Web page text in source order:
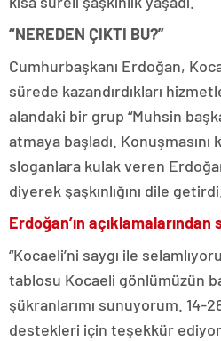
“NEREDEN ÇIKTI BU?”
Cumhurbaşkanı Erdoğan,
sürede kazandırdıkları
alandaki bir grup “Muhsin
atmaya başladı. Konuşmasını
sloganlara kulak veren
diyerek şaşkınlığını dile getirdi.
Erdoğan’ın açıklamalarından
“Kocaeli’ni saygı ile
tablosu Kocaeli gönlümüzün
şükranlarımı sunuyorum. 14-
destekleri için teşekkür